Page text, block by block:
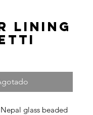
Lining
glass beaded